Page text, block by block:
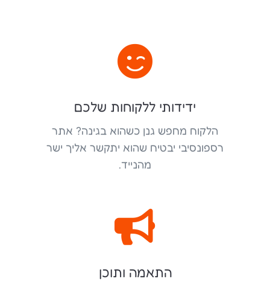

ידידותי ללקוחות שלכם
הלקוח מחפש גנן כשהוא בגינה? אתר
רספונסיבי יבטיח שהוא יתקשר אליך ישר
מהנייד.

התאמה ותוכן